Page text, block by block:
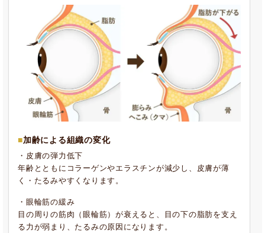
加齢による組織の変化
・皮膚の弾力低下
年齢とともにコラーゲンやエラスチンが減少し、皮膚が薄
く・たるみやすくなります。
・眼輪筋の緩み
目の周りの筋肉（眼輪筋）が衰えると、目の下の脂肪を支え
る力が弱まり、たるみの原因になります。